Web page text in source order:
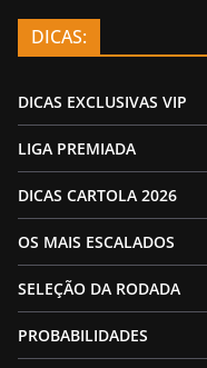
DICAS:
DICAS EXCLUSIVAS VIP
LIGA PREMIADA
DICAS CARTOLA 2026
OS MAIS ESCALADOS
SELEÇÃO DA RODADA
PROBABILIDADES